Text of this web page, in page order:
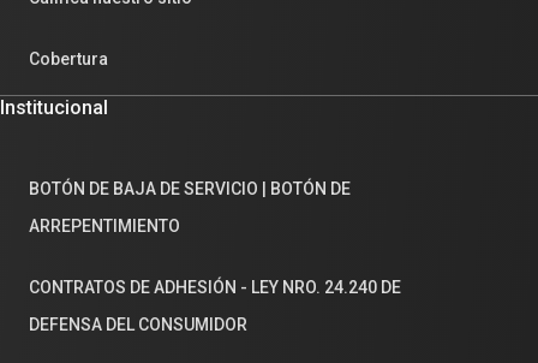
Cobertura
Institucional
BOTÓN DE BAJA DE SERVICIO | BOTÓN DE
ARREPENTIMIENTO
CONTRATOS DE ADHESIÓN - LEY NRO. 24.240 DE
DEFENSA DEL CONSUMIDOR